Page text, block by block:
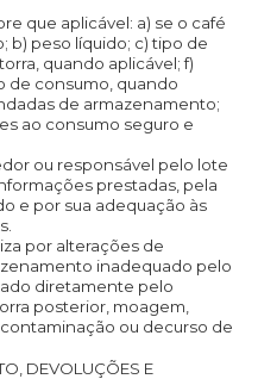
que aplicável: a) se o café
b) peso líquido; c) tipo de
quando aplicável; f)
de consumo, quando
de armazenamento;
ao consumo seguro e
ou responsável pelo lote
prestadas, pela
e por sua adequação às
por alterações de
inadequado pelo
diretamente pelo
posterior, moagem,
ou decurso de
DEVOLUÇÕES E